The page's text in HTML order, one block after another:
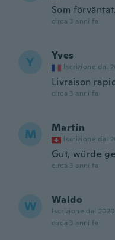
Som förväntat.
circa 3 anni fa
Y Yves
Iscrizione dal
Livraison
circa 3 anni fa
M Martin
Iscrizione dal
Gut, würde
circa 3 anni fa
W Waldo
Iscrizione dal 2020
circa 3 anni fa